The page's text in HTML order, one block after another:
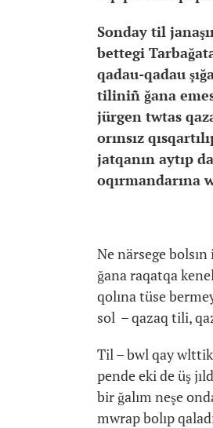
Sonday til
bettegi
qadau-qadau
tiliniñ ğana
jürgen twtas
orınsız
jatqanın aytıp
oqırmandarına
Ne närsege
ğana raqatqa
qolına tüse
sol – qazaq tili,
Til – bwl qay wlttiki
pende eki de üş
bir ğalım neşe
mwrap bolıp